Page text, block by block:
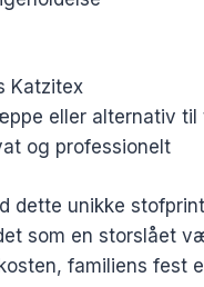
Katzitex
eller alternativ til
og professionelt
dette unikke
som en storslået
familiens